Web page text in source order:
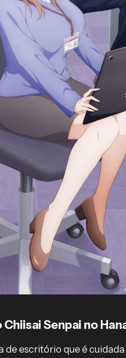
Senpai no
de escritório que é